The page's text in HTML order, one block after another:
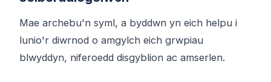
Mae archebu'n syml, a byddwn yn eich helpu i
lunio'r diwrnod o amgylch eich grwpiau
blwyddyn, niferoedd disgyblion ac amserlen.